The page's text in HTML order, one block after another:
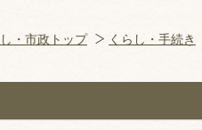
・市政トップ くらし・手続き